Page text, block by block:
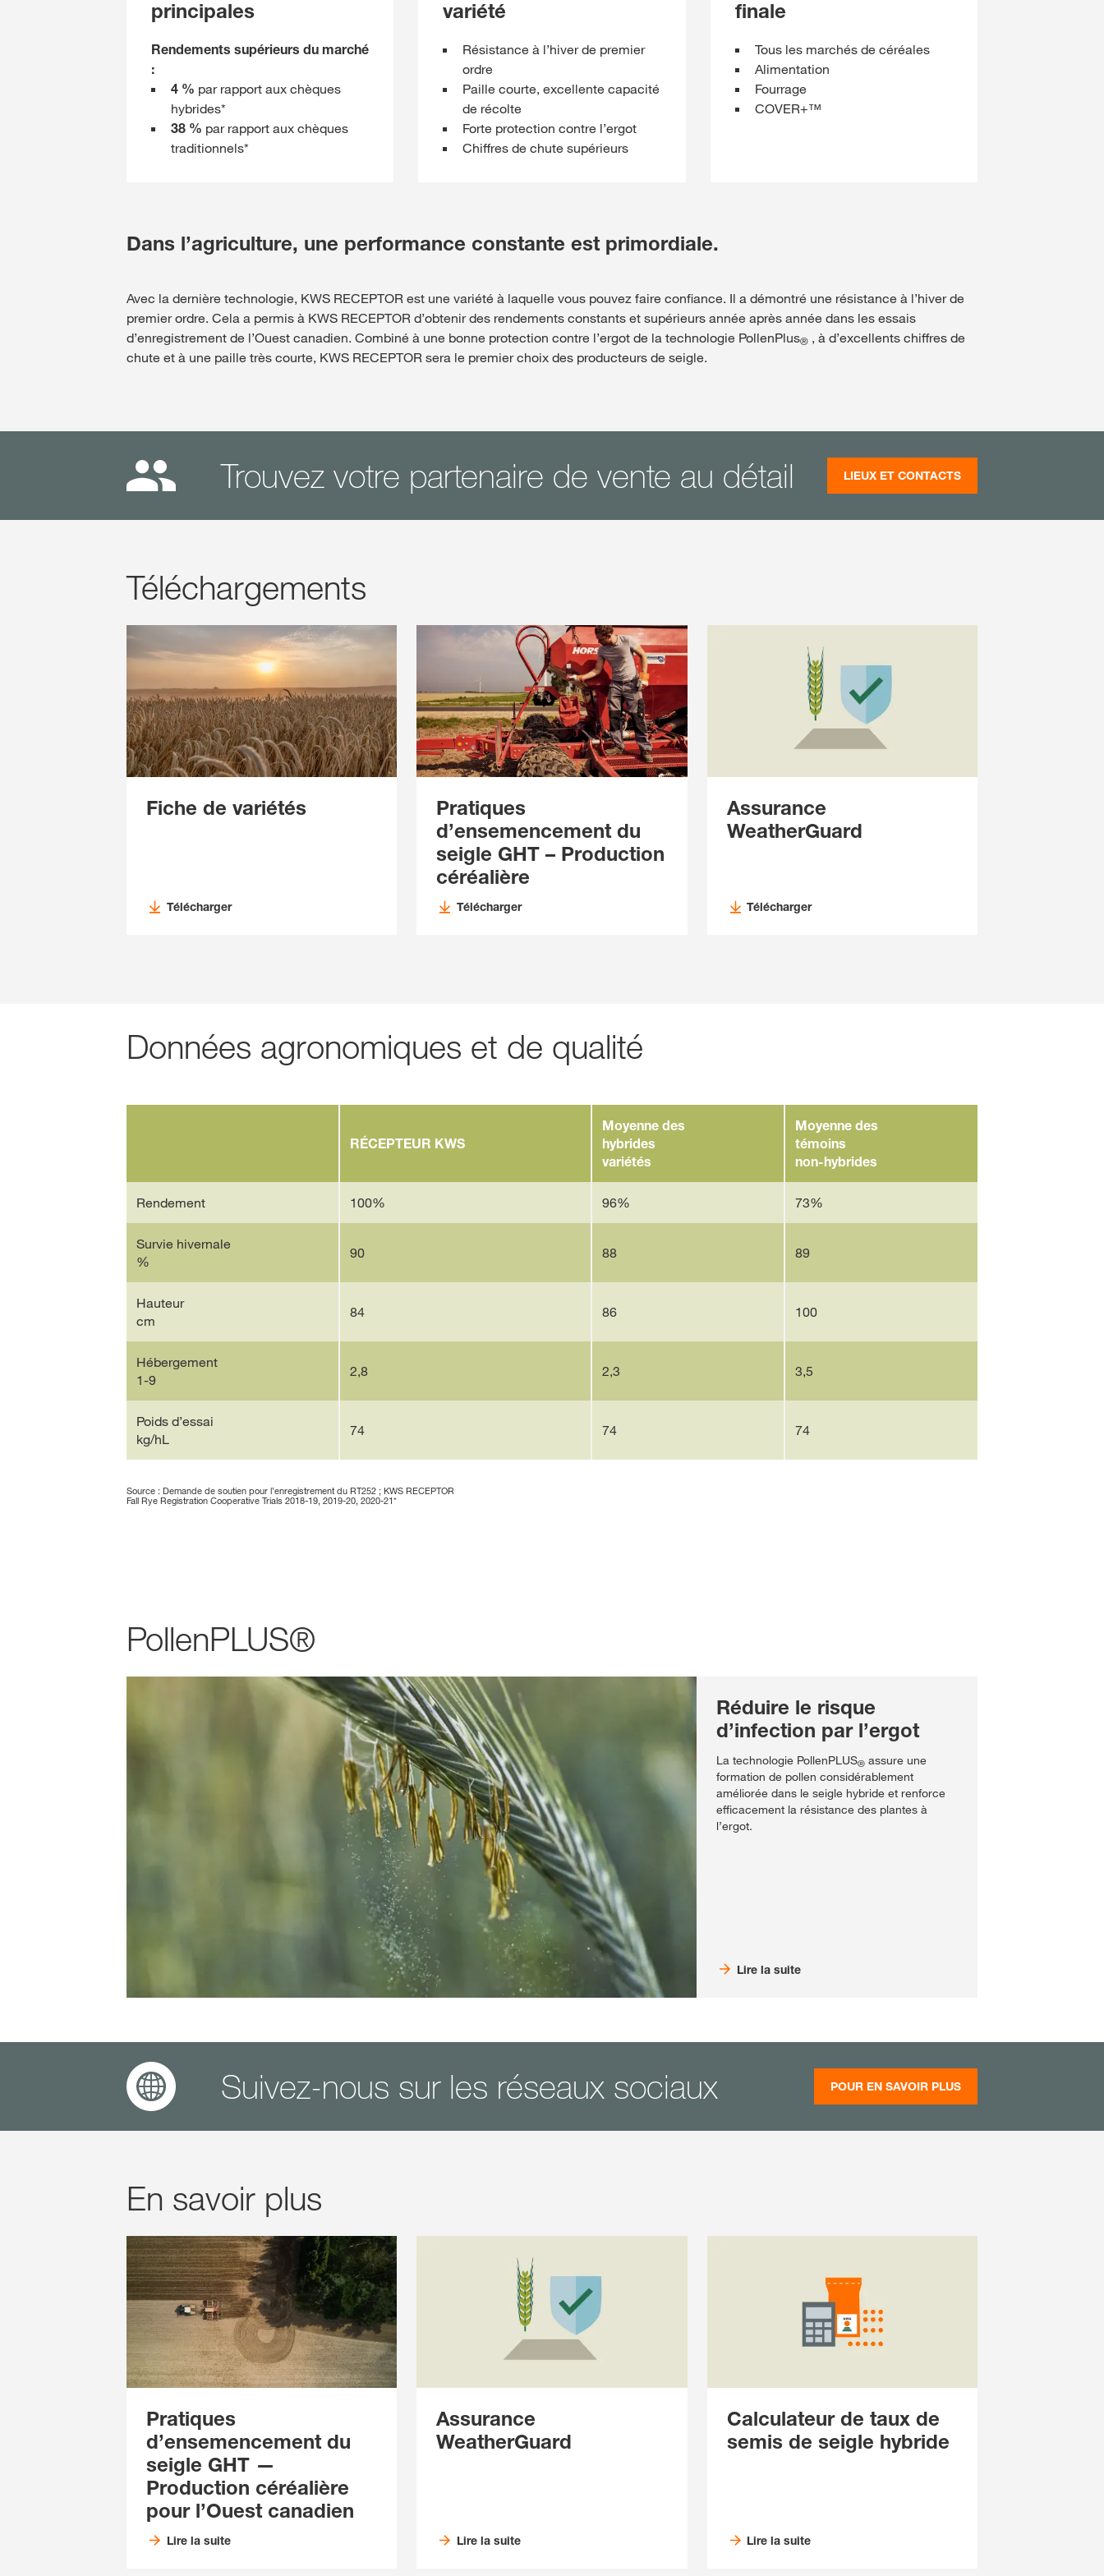
English
principales
Rendements supérieurs du marché
:
4 % par rapport aux chèques
hybrides*
38 % par rapport aux chèques
traditionnels*
variété
Résistance à l’hiver de premier
ordre
Paille courte, excellente capacité
de récolte
Forte protection contre l’ergot
Chiffres de chute supérieurs
finale
Tous les marchés de céréales
Alimentation
Fourrage
COVER+™
Dans l’agriculture, une performance constante est primordiale.
Avec la dernière technologie, KWS RECEPTOR est une variété à laquelle vous pouvez faire confiance. Il a démontré une résistance à l’hiver de
premier ordre. Cela a permis à KWS RECEPTOR d’obtenir des rendements constants et supérieurs année après année dans les essais
d’enregistrement de l’Ouest canadien. Combiné à une bonne protection contre l’ergot de la technologie PollenPlus® , à d’excellents chiffres de
chute et à une paille très courte, KWS RECEPTOR sera le premier choix des producteurs de seigle.
Trouvez votre partenaire de vente au détail LIEUX ET CONTACTS
Téléchargements
Fiche de variétés
Télécharger
Pratiques
d’ensemencement du
seigle GHT – Production
céréalière
Télécharger
Assurance
WeatherGuard
Télécharger
Données agronomiques et de qualité
RÉCEPTEUR KWS
Moyenne des
hybrides
variétés
Moyenne des
témoins
non-hybrides
Rendement 100% 96% 73%
Survie hivernale
%
90 88 89
Hauteur
cm
84 86 100
Hébergement
1-9
2,8 2,3 3,5
Poids d’essai
kg/hL
74 74 74
Source : Demande de soutien pour l’enregistrement du RT252 ; KWS RECEPTOR
Fall Rye Registration Cooperative Trials 2018-19, 2019-20, 2020-21*
PollenPLUS®
Réduire le risque
d’infection par l’ergot
La technologie PollenPLUS® assure une
formation de pollen considérablement
améliorée dans le seigle hybride et renforce
efficacement la résistance des plantes à
l’ergot.
Lire la suite
Suivez-nous sur les réseaux sociaux POUR EN SAVOIR PLUS
En savoir plus
Pratiques
d’ensemencement du
seigle GHT —
Production céréalière
pour l’Ouest canadien
Lire la suite
Assurance
WeatherGuard
Lire la suite
Calculateur de taux de
semis de seigle hybride
Lire la suite